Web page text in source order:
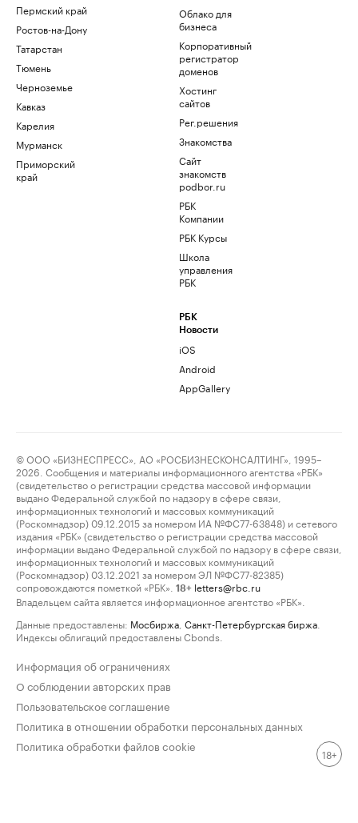
Пермский край
Ростов-на-Дону
Татарстан
Тюмень
Черноземье
Кавказ
Карелия
Мурманск
Приморский
край
Облако для
бизнеса
Корпоративный
регистратор
доменов
Хостинг
сайтов
Рег.решения
Знакомства
Сайт
знакомств
podbor.ru
РБК
Компании
РБК Курсы
Школа
управления
РБК
РБК
Новости
iOS
Android
AppGallery
© ООО «БИЗНЕСПРЕСС», АО «РОСБИЗНЕСКОНСАЛТИНГ», 1995–
2026. Сообщения и материалы информационного агентства «РБК»
(свидетельство о регистрации средства массовой информации
выдано Федеральной службой по надзору в сфере связи,
информационных технологий и массовых коммуникаций
(Роскомнадзор) 09.12.2015 за номером ИА №ФС77-63848) и сетевого
издания «РБК» (свидетельство о регистрации средства массовой
информации выдано Федеральной службой по надзору в сфере связи,
информационных технологий и массовых коммуникаций
(Роскомнадзор) 03.12.2021 за номером ЭЛ №ФС77-82385)
сопровождаются пометкой «РБК».
18+ letters@rbc.ru
Владельцем сайта является информационное агентство «РБК».
Данные предоставлены: Мосбиржа Санкт-Петербургская биржа
Индексы облигаций предоставлены Cbonds.
Информация об ограничениях
О соблюдении авторских прав
Пользовательское соглашение
Политика в отношении обработки персональных данных
Политика обработки файлов cookie
18+